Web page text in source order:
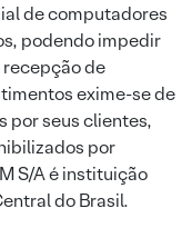
de computadores
podendo impedir
recepção de
exime-se de
por seus clientes,
por
S/A é instituição
do Brasil.